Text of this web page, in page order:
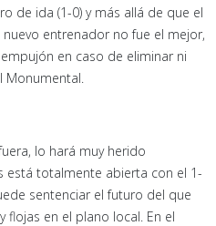
de ida (1-0) y más allá de que el
entrenador no fue el mejor,
en caso de eliminar ni
Monumental.
lo hará muy herido
está totalmente abierta con el 1-
sentenciar el futuro del que
en el plano local. En el